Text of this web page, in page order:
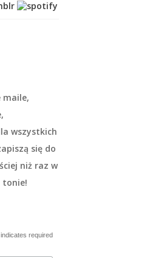
maile,
wszystkich
się do
niż raz w
tonie!
indicates required